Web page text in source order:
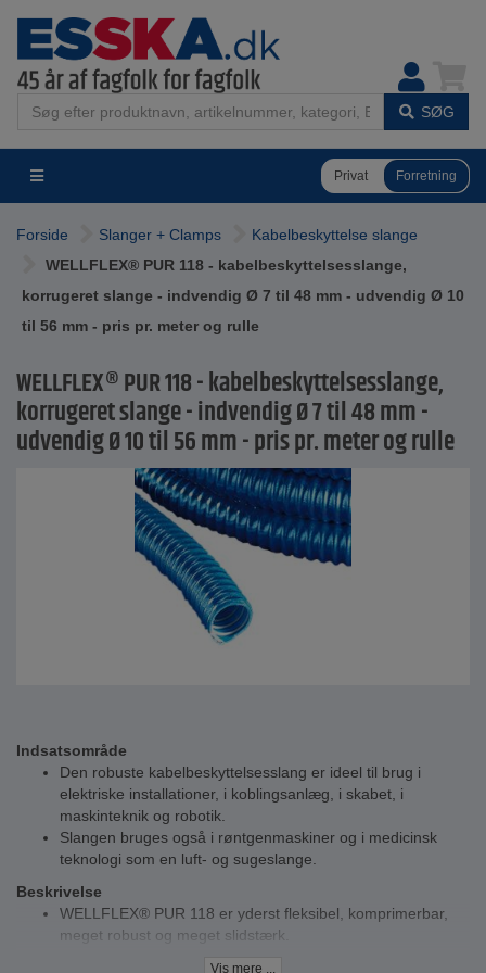
SØG
Privat Forretning
Forside Slanger + Clamps
Kabelbeskyttelse slange
WELLFLEX® PUR 118 - kabelbeskyttelsesslange,
korrugeret slange - indvendig Ø 7 til 48 mm - udvendig Ø 10
til 56 mm - pris pr. meter og rulle
WELLFLEX® PUR 118 - kabelbeskyttelsesslange,
korrugeret slange - indvendig Ø 7 til 48 mm -
udvendig Ø 10 til 56 mm - pris pr. meter og rulle
Indsatsområde
Den robuste kabelbeskyttelsesslang er ideel til brug i
elektriske installationer, i koblingsanlæg, i skabet, i
maskinteknik og robotik.
Slangen bruges også i røntgenmaskiner og i medicinsk
teknologi som en luft- og sugeslange.
Beskrivelse
WELLFLEX® PUR 118 er yderst fleksibel, komprimerbar,
meget robust og meget slidstærk.
Vis mere ...